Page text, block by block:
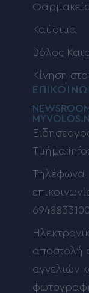
Καύσιμα
Βόλος
Κίνηση
Τηλέφωνα
6948833100
αποστολή
αγγελιών